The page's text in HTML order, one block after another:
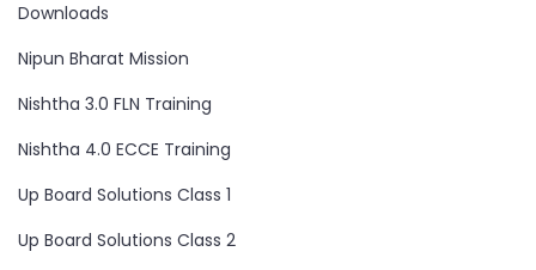
Downloads
Nipun Bharat Mission
Nishtha 3.0 FLN Training
Nishtha 4.0 ECCE Training
Up Board Solutions Class 1
Up Board Solutions Class 2